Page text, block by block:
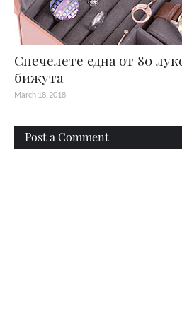
Спечелете една от 80
бижута
March 18, 2018
Post a Comment